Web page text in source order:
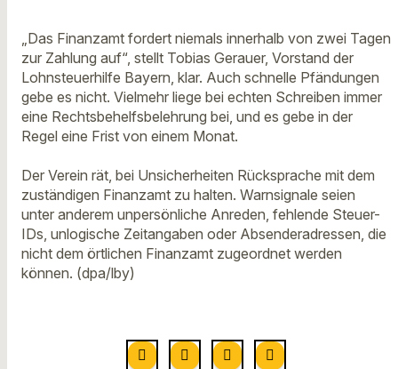
„Das Finanzamt fordert niemals innerhalb von zwei Tagen
zur Zahlung auf“, stellt Tobias Gerauer, Vorstand der
Lohnsteuerhilfe Bayern, klar. Auch schnelle Pfändungen
gebe es nicht. Vielmehr liege bei echten Schreiben immer
eine Rechtsbehelfsbelehrung bei, und es gebe in der
Regel eine Frist von einem Monat.
Der Verein rät, bei Unsicherheiten Rücksprache mit dem
zuständigen Finanzamt zu halten. Warnsignale seien
unter anderem unpersönliche Anreden, fehlende Steuer-
IDs, unlogische Zeitangaben oder Absenderadressen, die
nicht dem örtlichen Finanzamt zugeordnet werden
können. (dpa/lby)